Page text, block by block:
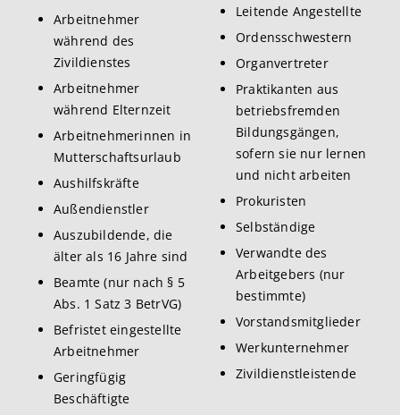
Arbeitnehmer
während des
Zivildienstes
Arbeitnehmer
während Elternzeit
Arbeitnehmerinnen in
Mutterschaftsurlaub
Aushilfskräfte
Außendienstler
Auszubildende, die
älter als 16 Jahre sind
Beamte (nur nach § 5
Abs. 1 Satz 3 BetrVG)
Befristet eingestellte
Arbeitnehmer
Geringfügig
Beschäftigte
Leitende Angestellte
Ordensschwestern
Organvertreter
Praktikanten aus
betriebsfremden
Bildungsgängen,
sofern sie nur lernen
und nicht arbeiten
Prokuristen
Selbständige
Verwandte des
Arbeitgebers (nur
bestimmte)
Vorstandsmitglieder
Werkunternehmer
Zivildienstleistende